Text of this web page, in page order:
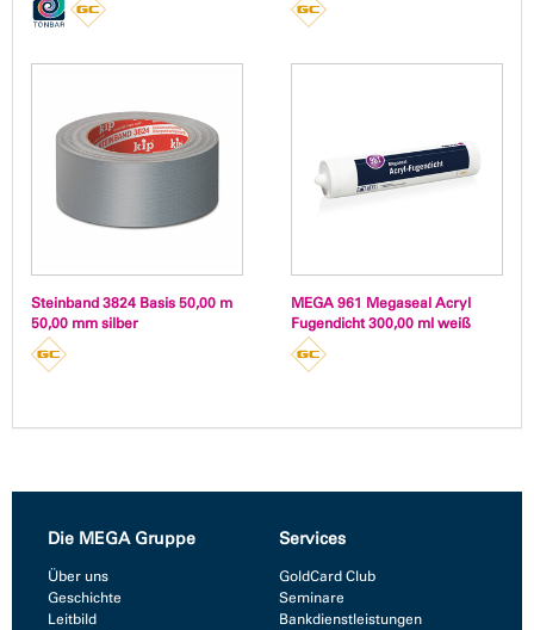
Steinband 3824 Basis 50,00 m
50,00 mm silber
MEGA 961 Megaseal Acryl
Fugendicht 300,00 ml weiß
Die MEGA Gruppe
Über uns
Geschichte
Leitbild
Services
GoldCard Club
Seminare
Bankdienstleistungen